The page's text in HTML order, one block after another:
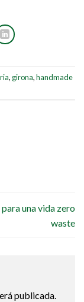
, girona,handmade
una vida zero
waste
publicada.